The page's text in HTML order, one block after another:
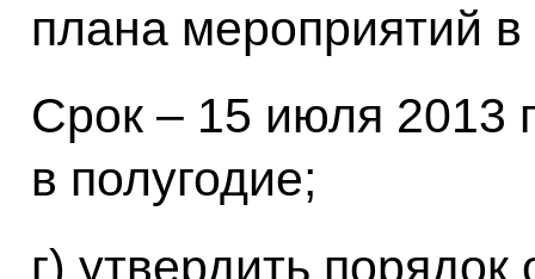
плана мероприятий
Срок – 15 июля 2013
в полугодие;
г) утвердить